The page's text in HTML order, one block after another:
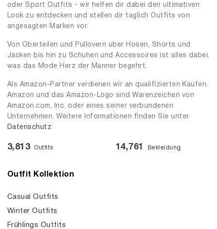
oder Sport Outfits - wir helfen dir dabei den ultimativen
Look zu entdecken und stellen dir täglich Outfits von
angesagten Marken vor.
Von Oberteilen und Pullovern über Hosen, Shorts und
Jacken bis hin zu Schuhen und Accessoires ist alles dabei,
was das Mode Herz der Männer begehrt.
Als Amazon-Partner verdienen wir an qualifizierten Käufen.
Amazon und das Amazon-Logo sind Warenzeichen von
Amazon.com, Inc. oder eines seiner verbundenen
Unternehmen. Weitere Informationen finden Sie unter
Datenschutz
3,813 Outfits 14,761 Bekleidung
Outfit Kollektion
Casual Outfits
Winter Outfits
Frühlings Outfits